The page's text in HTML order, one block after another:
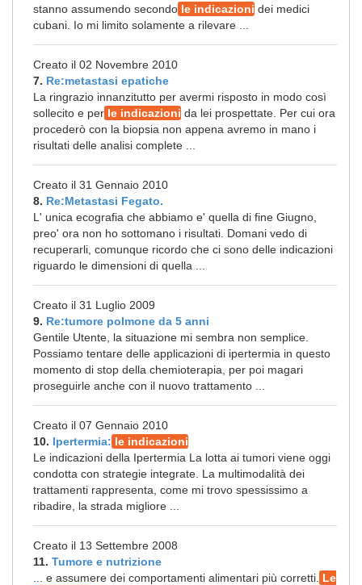
stanno assumendo secondo le indicazioni dei medici
cubani. Io mi limito solamente a rilevare ...
Creato il 02 Novembre 2010
7. Re:metastasi epatiche
La ringrazio innanzitutto per avermi risposto in modo così
sollecito e per le indicazioni da lei prospettate. Per cui ora
procederò con la biopsia non appena avremo in mano i
risultati delle analisi complete ...
Creato il 31 Gennaio 2010
8. Re:Metastasi Fegato.
L' unica ecografia che abbiamo e' quella di fine Giugno,
preo' ora non ho sottomano i risultati. Domani vedo di
recuperarli, comunque ricordo che ci sono delle indicazioni
riguardo le dimensioni di quella ...
Creato il 31 Luglio 2009
9. Re:tumore polmone da 5 anni
Gentile Utente, la situazione mi sembra non semplice.
Possiamo tentare delle applicazioni di ipertermia in questo
momento di stop della chemioterapia, per poi magari
proseguirle anche con il nuovo trattamento ...
Creato il 07 Gennaio 2010
10. Ipertermia: le indicazioni
Le indicazioni della Ipertermia La lotta ai tumori viene oggi
condotta con strategie integrate. La multimodalità dei
trattamenti rappresenta, come mi trovo spessissimo a
ribadire, la strada migliore ...
Creato il 13 Settembre 2008
11. Tumore e nutrizione
... e assumere dei comportamenti alimentari più corretti. Le